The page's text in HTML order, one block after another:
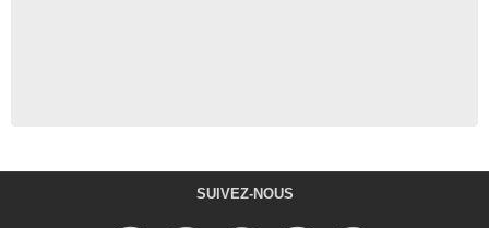
SUIVEZ-NOUS